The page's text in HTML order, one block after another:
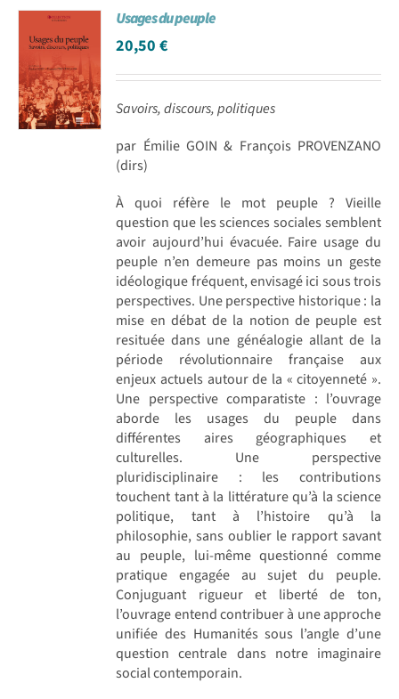
Achat en ligne
Panier WooCommerce
Usages du peuple
20,50€
Savoirs, discours, politiques
par Émilie GOIN & François PROVENZANO
(dirs)
À quoi réfère le mot peuple ? Vieille
question que les sciences sociales semblent
avoir aujourd’hui évacuée. Faire usage du
peuple n’en demeure pas moins un geste
idéologique fréquent, envisagé ici sous trois
perspectives. Une perspective historique : la
mise en débat de la notion de peuple est
resituée dans une généalogie allant de la
période révolutionnaire française aux
enjeux actuels autour de la « citoyenneté ».
Une perspective comparatiste : l’ouvrage
aborde les usages du peuple dans
différentes aires géographiques et
culturelles. Une perspective
pluridisciplinaire : les contributions
touchent tant à la littérature qu’à la science
politique, tant à l’histoire qu’à la
philosophie, sans oublier le rapport savant
au peuple, lui-même questionné comme
pratique engagée au sujet du peuple.
Conjuguant rigueur et liberté de ton,
l’ouvrage entend contribuer à une approche
unifiée des Humanités sous l’angle d’une
question centrale dans notre imaginaire
social contemporain.